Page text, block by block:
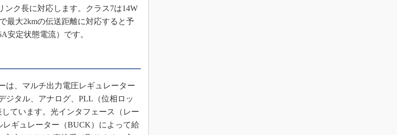
ンク長に対応します。クラス7は14W
最大2kmの伝送距離に対応すると予
安定状態電流）です。
は、マルチ出力電圧レギュレーター
ジタル、アナログ、PLL（位相ロッ
ています。光インタフェース（レー
ギュレーター（BUCK）によって給